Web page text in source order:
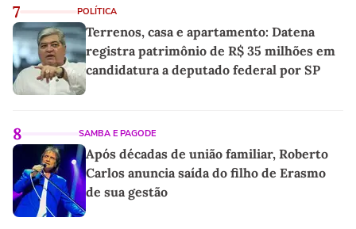
7 POLÍTICA
Terrenos, casa e apartamento: Datena
registra patrimônio de R$ 35 milhões em
candidatura a deputado federal por SP
8 SAMBA E PAGODE
Após décadas de união familiar, Roberto
Carlos anuncia saída do filho de Erasmo
de sua gestão